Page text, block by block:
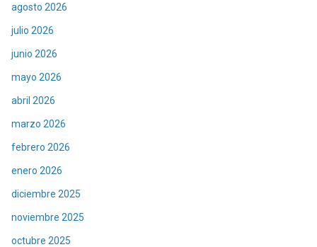
agosto 2026
julio 2026
junio 2026
mayo 2026
abril 2026
marzo 2026
febrero 2026
enero 2026
diciembre 2025
noviembre 2025
octubre 2025